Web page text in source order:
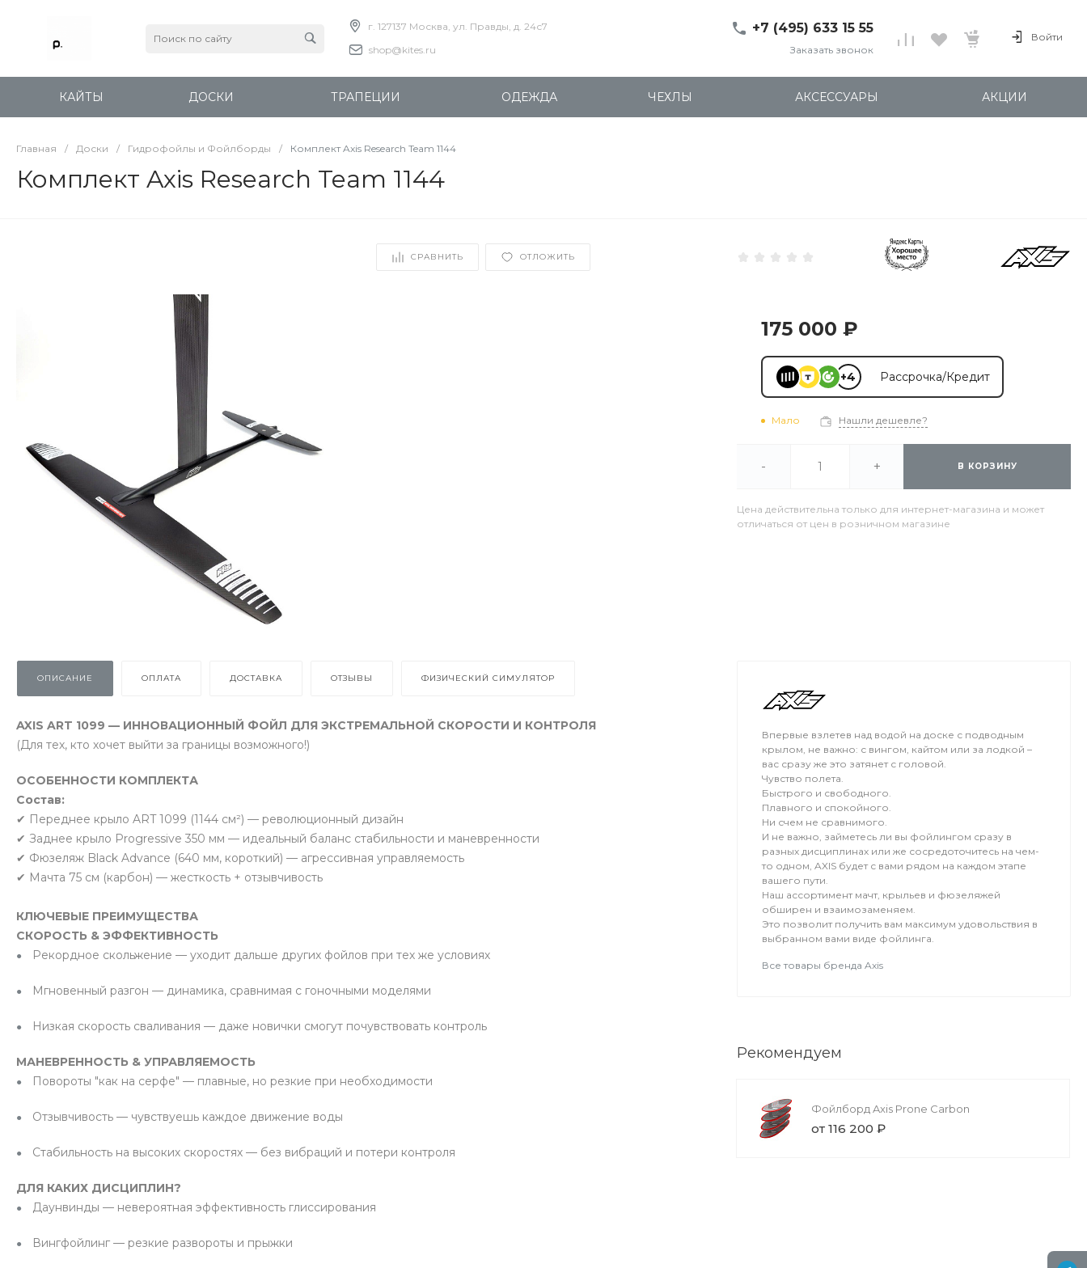
г. 127137 Москва, ул. Правды, д. 24с7
shop@kites.ru
+7 (495) 633 15 55
Правды, д. 24с7
Пн-Пт: 11:00-20:00
Заказать звонок
Войти
КАЙТЫ ДОСКИ ТРАПЕЦИИ ОДЕЖДА ЧЕХЛЫ АКСЕССУАРЫ АКЦИИ
Главная / Доски / Гидрофойлы и Фойлборды / Комплект Axis Research Team 1144
Комплект Axis Research Team 1144
СРАВНИТЬ ОТЛОЖИТЬ
175 000 ₽
+4 Рассрочка/Кредит
Мало Нашли дешевле?
- + В КОРЗИНУ
Цена действительна только для интернет-магазина и может
отличаться от цен в розничном магазине
ОПИСАНИЕ ОПЛАТА ДОСТАВКА ОТЗЫВЫ ФИЗИЧЕСКИЙ СИМУЛЯТОР
AXIS ART 1099 — ИННОВАЦИОННЫЙ ФОЙЛ ДЛЯ ЭКСТРЕМАЛЬНОЙ СКОРОСТИ И КОНТРОЛЯ
(Для тех, кто хочет выйти за границы возможного!)
ОСОБЕННОСТИ КОМПЛЕКТА
Состав:
✔ Переднее крыло ART 1099 (1144 см²) — революционный дизайн
✔ Заднее крыло Progressive 350 мм — идеальный баланс стабильности и маневренности
✔ Фюзеляж Black Advance (640 мм, короткий) — агрессивная управляемость
✔ Мачта 75 см (карбон) — жесткость + отзывчивость
КЛЮЧЕВЫЕ ПРЕИМУЩЕСТВА
СКОРОСТЬ & ЭФФЕКТИВНОСТЬ
Рекордное скольжение — уходит дальше других фойлов при тех же условиях
Мгновенный разгон — динамика, сравнимая с гоночными моделями
Низкая скорость сваливания — даже новички смогут почувствовать контроль
МАНЕВРЕННОСТЬ & УПРАВЛЯЕМОСТЬ
Повороты "как на серфе" — плавные, но резкие при необходимости
Отзывчивость — чувствуешь каждое движение воды
Стабильность на высоких скоростях — без вибраций и потери контроля
ДЛЯ КАКИХ ДИСЦИПЛИН?
Даунвинды — невероятная эффективность глиссирования
Вингфойлинг — резкие развороты и прыжки
Впервые взлетев над водой на доске с подводным
крылом, не важно: с вингом, кайтом или за лодкой –
вас сразу же это затянет с головой.
Чувство полета.
Быстрого и свободного.
Плавного и спокойного.
Ни счем не сравнимого.
И не важно, займетесь ли вы фойлингом сразу в
разных дисциплинах или же сосредоточитесь на чем-
то одном, AXIS будет с вами рядом на каждом этапе
вашего пути.
Наш ассортимент мачт, крыльев и фюзеляжей
обширен и взаимозаменяем.
Это позволит получить вам максимум удовольствия в
выбранном вами виде фойлинга.
Все товары бренда Axis
Рекомендуем
Фойлборд Axis Prone Carbon
от 116 200 ₽